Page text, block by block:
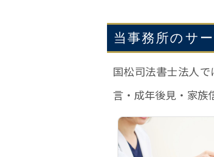
当事務所のサ
国松司法書士法人
言・成年後見・家族